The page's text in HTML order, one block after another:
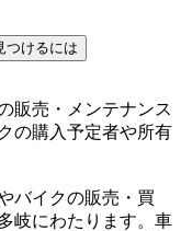
つけるには
販売・メンテナンス
の購入予定者や所有
バイクの販売・買
岐にわたります。車